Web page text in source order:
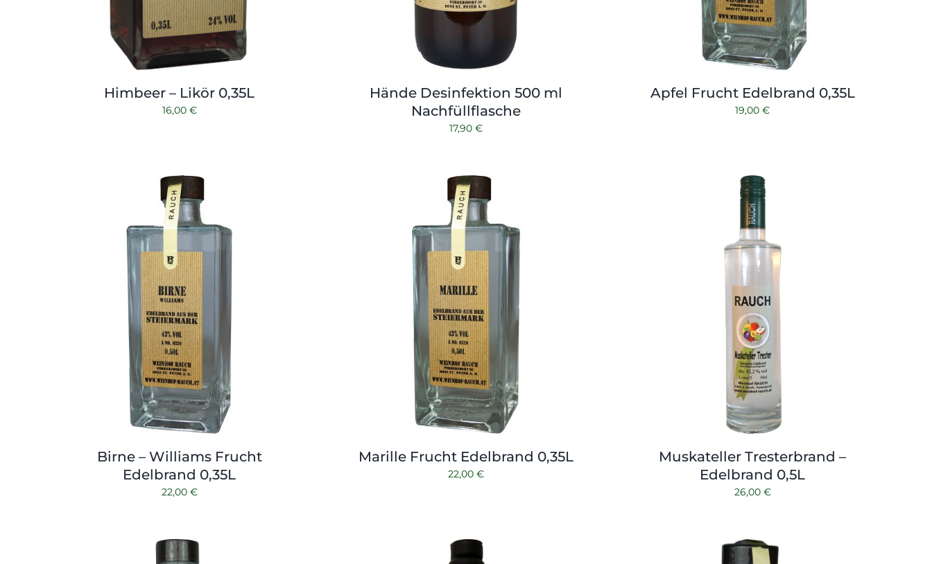
Himbeer – Likör 0,35L
16,00 €
Hände Desinfektion 500 ml
Nachfüllflasche
17,90 €
Apfel Frucht Edelbrand 0,35L
19,00€
Birne – Williams Frucht
Edelbrand 0,35L
22,00 €
Marille Frucht Edelbrand 0,35L
22,00 €
Muskateller Tresterbrand –
Edelbrand 0,5L
26,00 €